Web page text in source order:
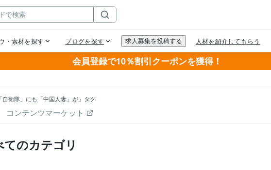
会員登録で10％割引クーポンを獲得！
自衛隊」にも「中国人妻」が」タグ
コンテンツマーケット
てのカテゴリ